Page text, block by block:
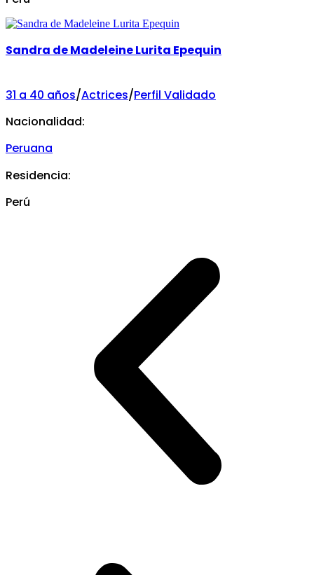
Sandra de Madeleine Lurita Epequin
31 a 40 años/Actrices/Perfil Validado
Nacionalidad:
Peruana
Residencia:
Perú